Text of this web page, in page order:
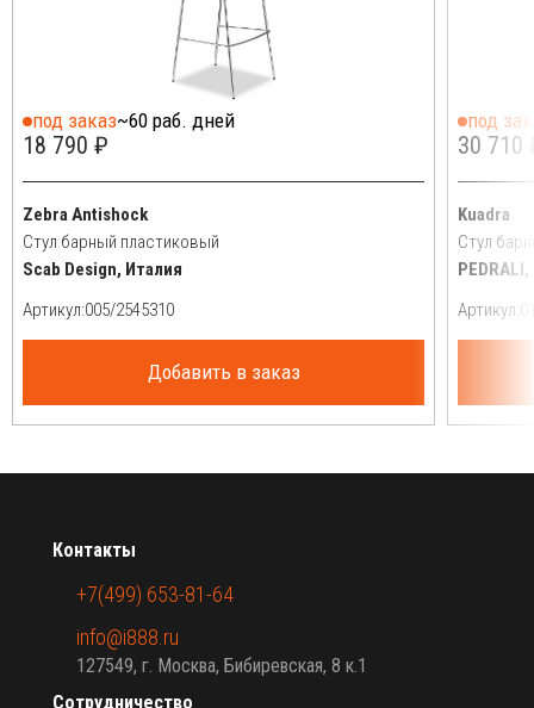
под заказ~60 раб. дней
18 790 ₽
Zebra Antishock
Стул барный пластиковый
Scab Design, Италия
Артикул:
Добавить в заказ
под
30 710
Kuadra
Стул
Артикул:
Сотрудничество
Контакты
+7(499) 653-81-64
info@i888.ru
127549, г. Москва, Бибиревская, 8 к.1